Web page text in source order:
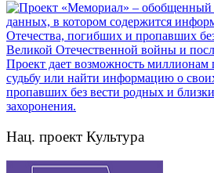
Нац. проект Культура